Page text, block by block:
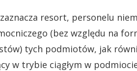
resort, personelu
(bez względu na
tych podmiotów, jak
w trybie ciągłym w